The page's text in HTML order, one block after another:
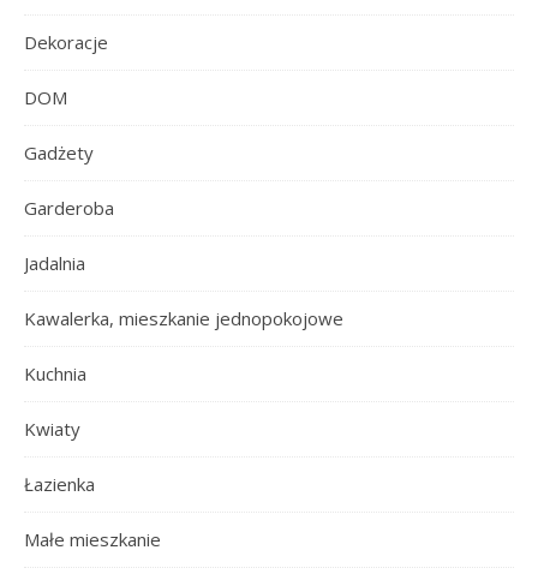
Dekoracje
DOM
Gadżety
Garderoba
Jadalnia
Kawalerka, mieszkanie jednopokojowe
Kuchnia
Kwiaty
Łazienka
Małe mieszkanie